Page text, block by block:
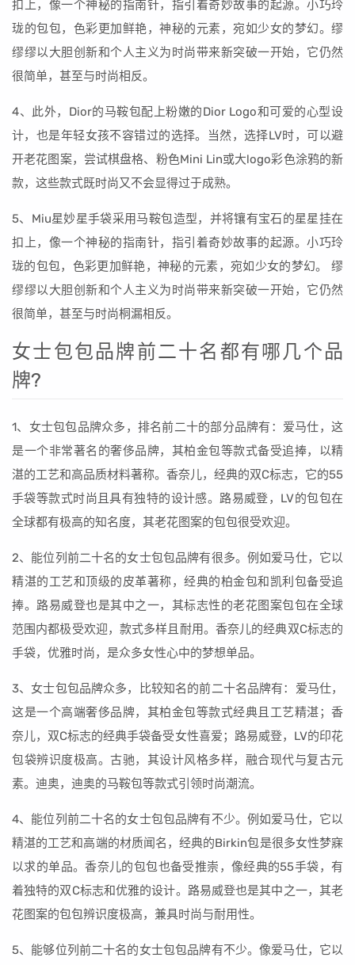
扣上，像一个神秘的指南针，指引着奇妙故事的起源。小巧玲
珑的包包，色彩更加鲜艳，神秘的元素，宛如少女的梦幻。缪
缪缪以大胆创新和个人主义为时尚带来新突破一开始，它仍然
很简单，甚至与时尚相反。
4、此外，Dior的马鞍包配上粉嫩的Dior Logo和可爱的心型设
计，也是年轻女孩不容错过的选择。当然，选择LV时，可以避
开老花图案，尝试棋盘格、粉色Mini Lin或大logo彩色涂鸦的新
款，这些款式既时尚又不会显得过于成熟。
5、Miu星妙星手袋采用马鞍包造型，并将镶有宝石的星星挂在
扣上，像一个神秘的指南针，指引着奇妙故事的起源。小巧玲
珑的包包，色彩更加鲜艳，神秘的元素，宛如少女的梦幻。 缪
缪缪以大胆创新和个人主义为时尚带来新突破一开始，它仍然
很简单，甚至与时尚桐漏相反。
女士包包品牌前二十名都有哪几个品
牌?
1、女士包包品牌众多，排名前二十的部分品牌有：爱马仕，这
是一个非常著名的奢侈品牌，其柏金包等款式备受追捧，以精
湛的工艺和高品质材料著称。香奈儿，经典的双C标志，它的55
手袋等款式时尚且具有独特的设计感。路易威登，LV的包包在
全球都有极高的知名度，其老花图案的包包很受欢迎。
2、能位列前二十名的女士包包品牌有很多。例如爱马仕，它以
精湛的工艺和顶级的皮革著称，经典的柏金包和凯利包备受追
捧。路易威登也是其中之一，其标志性的老花图案包包在全球
范围内都极受欢迎，款式多样且耐用。香奈儿的经典双C标志的
手袋，优雅时尚，是众多女性心中的梦想单品。
3、女士包包品牌众多，比较知名的前二十名品牌有：爱马仕，
这是一个高端奢侈品牌，其柏金包等款式经典且工艺精湛；香
奈儿，双C标志的经典手袋备受女性喜爱；路易威登，LV的印花
包袋辨识度极高。古驰，其设计风格多样，融合现代与复古元
素。迪奥，迪奥的马鞍包等款式引领时尚潮流。
4、能位列前二十名的女士包包品牌有不少。例如爱马仕，它以
精湛的工艺和高端的材质闻名，经典的Birkin包是很多女性梦寐
以求的单品。香奈儿的包包也备受推崇，像经典的55手袋，有
着独特的双C标志和优雅的设计。路易威登也是其中之一，其老
花图案的包包辨识度极高，兼具时尚与耐用性。
5、能够位列前二十名的女士包包品牌有不少。像爱马仕，它以